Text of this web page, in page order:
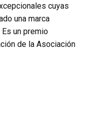
cuyas
una marca
un premio
de la Asociación